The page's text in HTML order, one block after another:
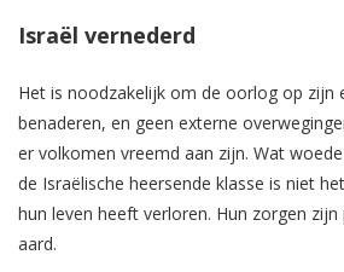
Israël vernederd
Het is noodzakelijk om de oorlog op zijn
benaderen, en geen externe
er volkomen vreemd aan zijn. Wat
de Israëlische heersende klasse is niet
hun leven heeft verloren. Hun zorgen zijn
aard.